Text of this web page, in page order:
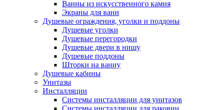
Ванны из искусственного камня
Экраны для ванн
Душевые ограждения, уголки и поддоны
Душевые уголки
Душевые перегородки
Душевые двери в нишу
Душевые поддоны
Шторки на ванну
Душевые кабины
Унитазы
Инсталляции
Системы инсталляции для унитазов
Системы инсталляции для раковин